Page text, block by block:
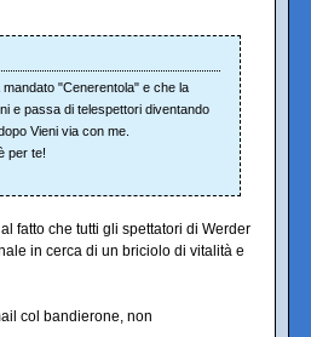
"Cenerentola" e che la
e passa di telespettori diventando
Vieni via con me.
per te!
fatto che tutti gli spettatori di Werder
in cerca di un briciolo di vitalità e